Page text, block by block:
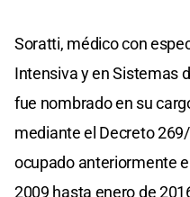
Soratti, médico con
Intensiva y en Sistemas
fue nombrado en su
mediante el Decreto
ocupado anteriormente
2009 hasta enero de